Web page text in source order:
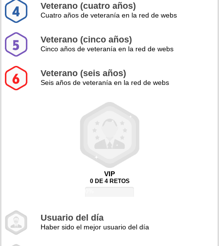
Veterano (cuatro años)
Cuatro años de veteranía en la red de webs
Veterano (cinco años)
Cinco años de veteranía en la red de webs
Veterano (seis años)
Seis años de veteranía en la red de webs
VIP
0 DE 4 RETOS
Usuario del día
Haber sido el mejor usuario del día